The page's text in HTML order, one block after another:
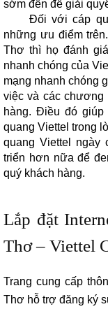
sớm đến để giải
Đối với cáp
những ưu điểm
Thơ thì họ đánh
nhanh chóng của
mạng nhanh chóng
việc và các chương
hàng. Điều đó
quang Viettel trong
quang Viettel ngày
triển hơn nữa để
quý khách hàng.
Lắp đặt
Thơ – Viettel
Trang cung cấp
Thơ hỗ trợ đăng ký